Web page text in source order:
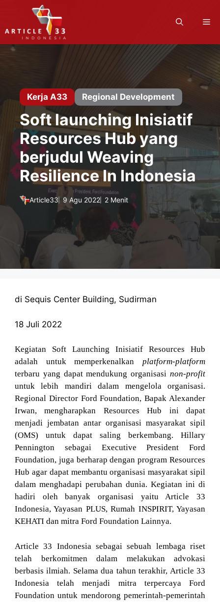
Langsung
isi
Kerja A33 Regional Development
Soft launching Inisiatif
Resources Hub yang
berjudul Weaving
Resilience In Indonesia
Article33 9 Agu 2022 2 Menit
di Sequis Center Building, Sudirman
18 Juli 2022
Kegiatan Soft Launching Inisiatif Resources Hub
adalah untuk memperkenalkan platform-platform
terbaru yang dapat mendukung organisasi non-profit
untuk lebih mandiri dalam mengelola organisasi.
Regional Director Ford Foundation, Bapak Alexander
Irwan, mengharapkan Resources Hub ini dapat
menjadi jembatan antar organisasi masyarakat sipil
(OMS) untuk dapat saling berkembang. Hillary
Pennington sebagai Executive President Ford
Foundation, juga berharap dengan program Resources
Hub agar dapat membantu organisasi masyarakat sipil
dalam menghadapi perubahan dunia. Kegiatan ini di
hadiri oleh banyak organisasi yaitu Article 33
Indonesia, Yayasan PLUS, Rumah INSPIRIT, Yayasan
KEHATI dan mitra Ford Foundation Lainnya.
Article 33 Indonesia sebagai sebuah lembaga riset
telah berkomitmen dalam melakukan advokasi
berbasis ilmiah. Selama dua tahun terakhir, Article 33
Indonesia telah menjadi mitra terpercaya Ford
Foundation untuk mendorong pemerintah-pemerintah